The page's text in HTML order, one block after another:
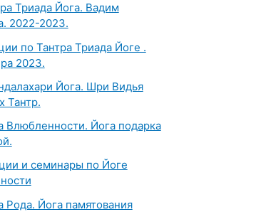
Триада Йога. Вадим
2022-2023.
по Тантра Триада Йоге .
2023.
Йога. Шри Видья
Тантр.
Влюбленности. Йога подарка
и семинары по Йоге
Рода. Йога памятования